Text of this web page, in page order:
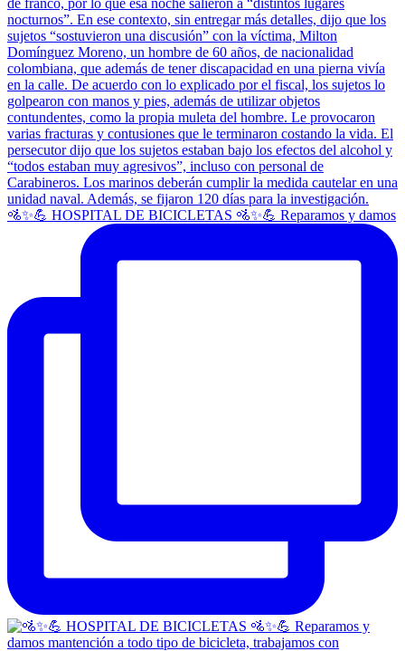
🚵✨💪 HOSPITAL DE BICICLETAS 🚵✨💪 Reparamos y damos